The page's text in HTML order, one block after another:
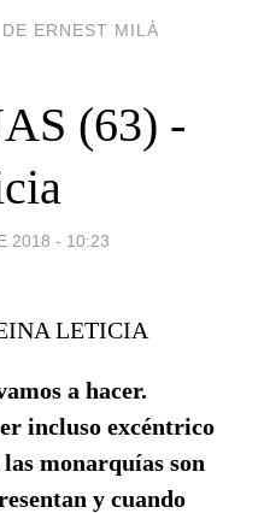
ERNEST MILÀ
(63) -
2018 - 10:23
LETICIA
a hacer.
incluso excéntrico
monarquías son
y cuando